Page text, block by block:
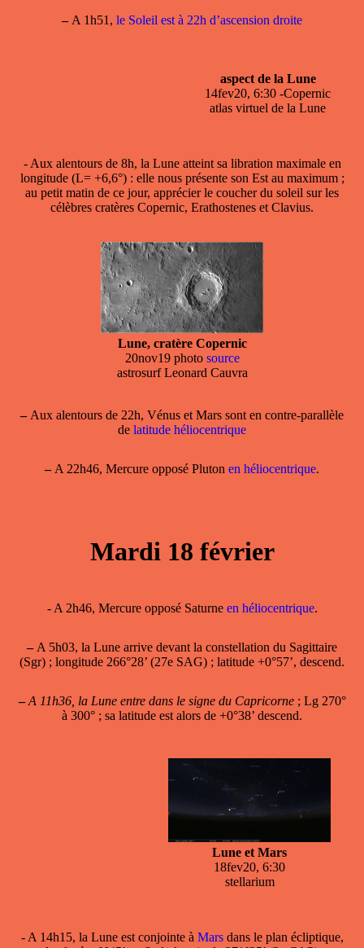
–A 1h51, le Soleil est à 22h d’ascension droite
aspect de la Lune
14fev20, 6:30 -Copernic
atlas virtuel de la Lune
- Aux alentours de 8h, la Lune atteint sa libration maximale en
longitude (L= +6,6°) : elle nous présente son Est au maximum ;
au petit matin de ce jour, apprécier le coucher du soleil sur les
célèbres cratères Copernic, Erathostenes et Clavius.
Lune, cratère Copernic
20nov19 photo source
astrosurf Leonard Cauvra
–Aux alentours de 22h, Vénus et Mars sont en contre-parallèle
de latitude héliocentrique
–A 22h46, Mercure opposé Pluton en héliocentrique.
Mardi 18 février
- A 2h46, Mercure opposé Saturne en héliocentrique.
–A 5h03, la Lune arrive devant la constellation du Sagittaire
(Sgr) ; longitude 266°28’ (27e SAG) ; latitude +0°57’, descend.
– A 11h36, la Lune entre dans le signe du Capricorne; Lg 270°
à 300° ; sa latitude est alors de +0°38’ descend.
Lune et Mars
18fev20, 6:30
stellarium
- A 14h15, la Lune est conjointe à Marsdans le plan écliptique,